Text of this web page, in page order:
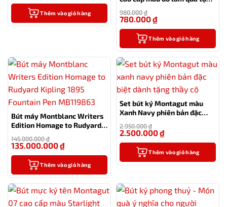
Thêm vào giỏ hàng 980.000₫
780.000₫
Thêm vào giỏ hàng
Bút máy Montblanc Writers
Edition Homage to Rudyard
MB119863
145.000.000₫
135.000.000₫
Thêm vào giỏ hàng
Set bút ký Montagut màu
Xanh Navy phiên bản đặc
2.950.000₫
2.500.000₫
Thêm vào giỏ hàng